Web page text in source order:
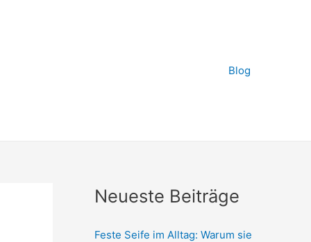
Blog
Neueste Beiträge
Feste Seife im Alltag: Warum sie